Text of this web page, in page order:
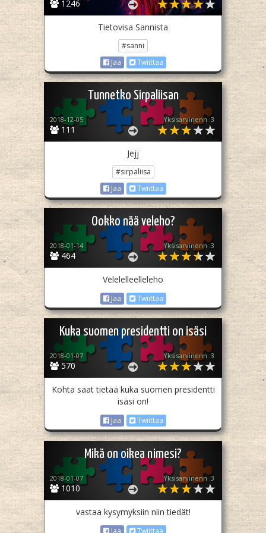
1246
Tietovisa Sannista
#sanni
Jaa
Twiittaa
Tunnetko Sirpaliisan
111
2018-12-05 Yksisarvinenn :3
Jejj
#sirpaliisa
Jaa
Twiittaa
Ookko nää veleho?
464
2018-01-14 Yksisarvinenn :3
Velelelleelleleho
Jaa Twiittaa
Kuka suomen presidentti on isäsi
570
2018-01-07 Yksisarvinenn :3
Kohta saat tietää kuka suomen presidentti
isäsi on!
Jaa Twiittaa
Mikä on oikea nimesi?
1010
2018-01-07 Yksisarvinenn :3
vastaa kysymyksiin niin tiedät!
Jaa Twiittaa